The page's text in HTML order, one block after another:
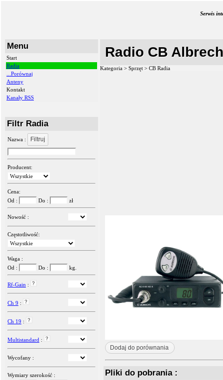
Serwis
Menu
Start
Radia
...Porównaj
Anteny
Kontakt
Kanały RSS
Filtr Radia
Nazwa : Filtruj
Producent:
Cena:
Od :
Do : zł
Nowość :
Częstotliwość:
Waga :
Od :
Do : kg.
Rf-Gain :
Ch 9 :
Ch 19 :
Multistandard :
Wycofany :
Wymiary szerokość :
Radio CB
Kategoria > Sprzęt > CB Radia
Dodaj do porównania
Pliki do pobrania :